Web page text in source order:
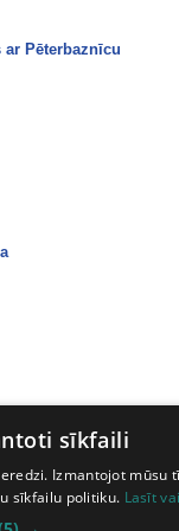
ar Pēterbaznīcu
sīkfaili
Izmantojot mūsu
sīkfailu politiku. Lasīt